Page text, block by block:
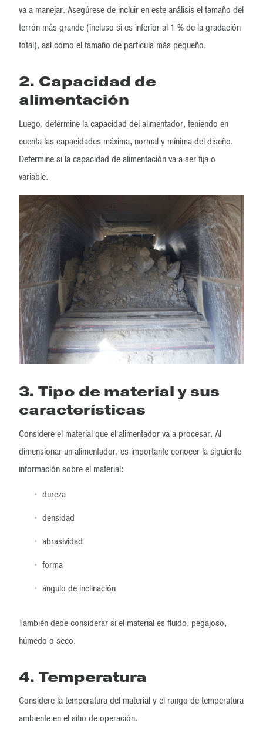
va a manejar. Asegúrese de incluir en este análisis el tamaño del
terrón más grande (incluso si es inferior al 1 % de la gradación
total), así como el tamaño de partícula más pequeño.
2. Capacidad de
alimentación
Luego, determine la capacidad del alimentador, teniendo en
cuenta las capacidades máxima, normal y mínima del diseño.
Determine si la capacidad de alimentación va a ser fija o
variable.
3. Tipo de material y sus
características
Considere el material que el alimentador va a procesar. Al
dimensionar un alimentador, es importante conocer la siguiente
información sobre el material:
dureza
densidad
abrasividad
forma
ángulo de inclinación
También debe considerar si el material es fluido, pegajoso,
húmedo o seco.
4. Temperatura
Considere la temperatura del material y el rango de temperatura
ambiente en el sitio de operación.